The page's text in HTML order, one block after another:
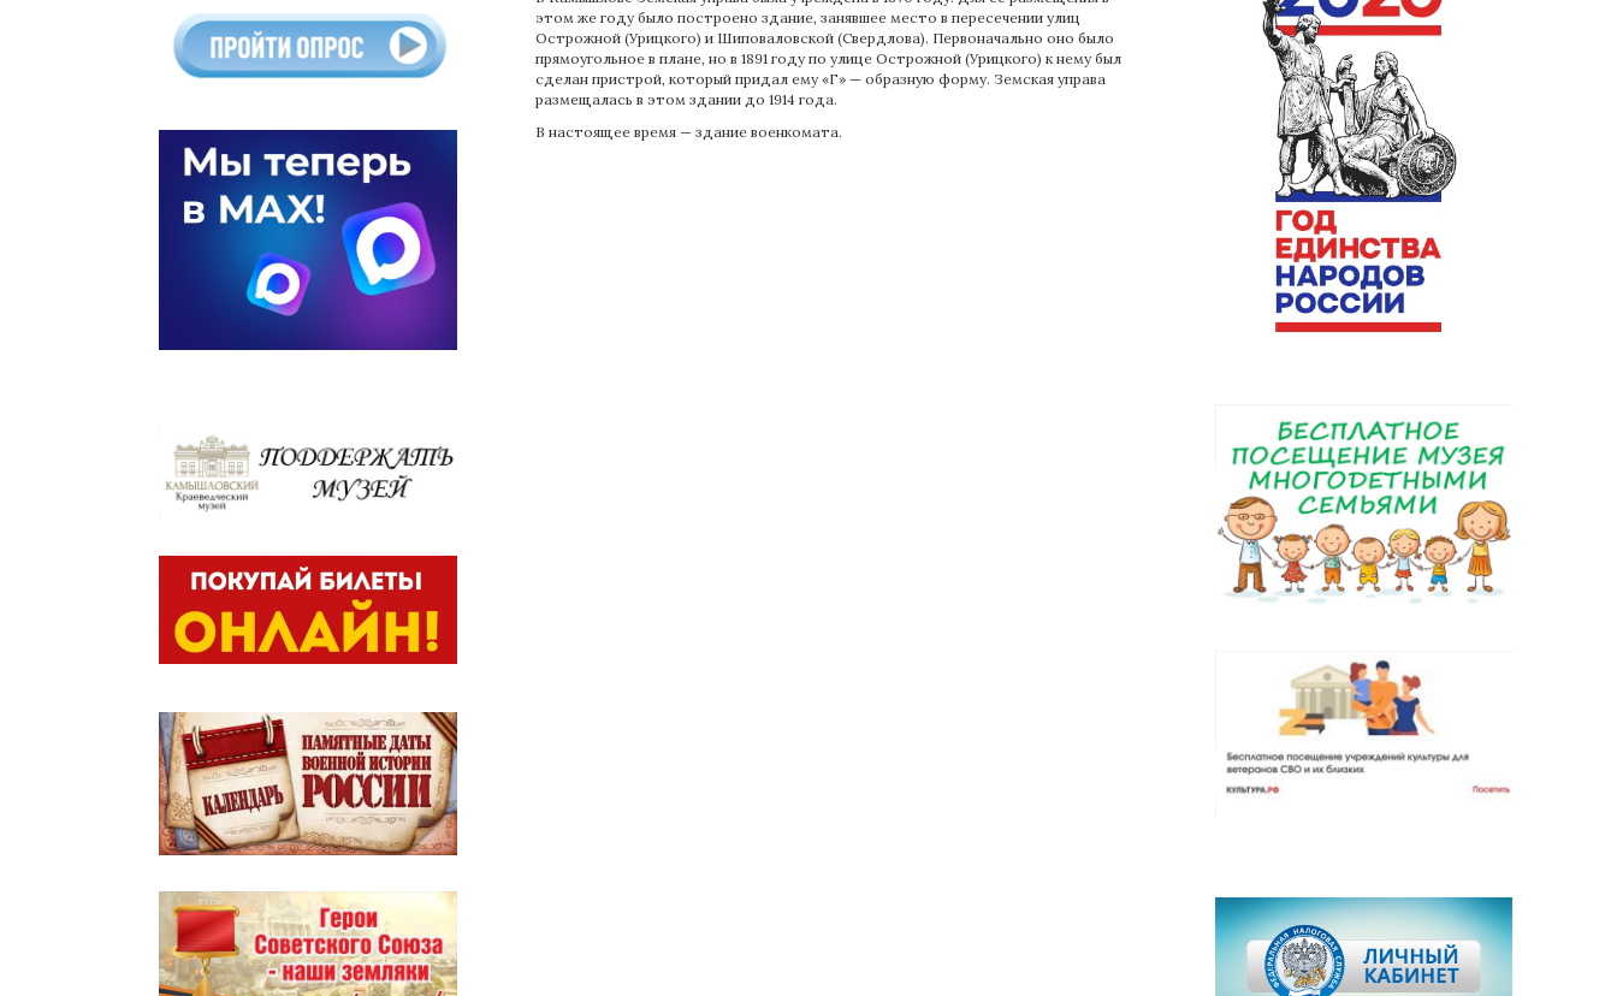
этом же году было построено здание, занявшее место в пересечении улиц
Острожной (Урицкого) и Шиповаловской (Свердлова). Первоначально оно было
прямоугольное в плане, но в 1891 году по улице Острожной (Урицкого) к нему был
сделан пристрой, который придал ему «Г» — образную форму. Земская управа
размещалась в этом здании до 1914 года.
В настоящее время — здание военкомата.